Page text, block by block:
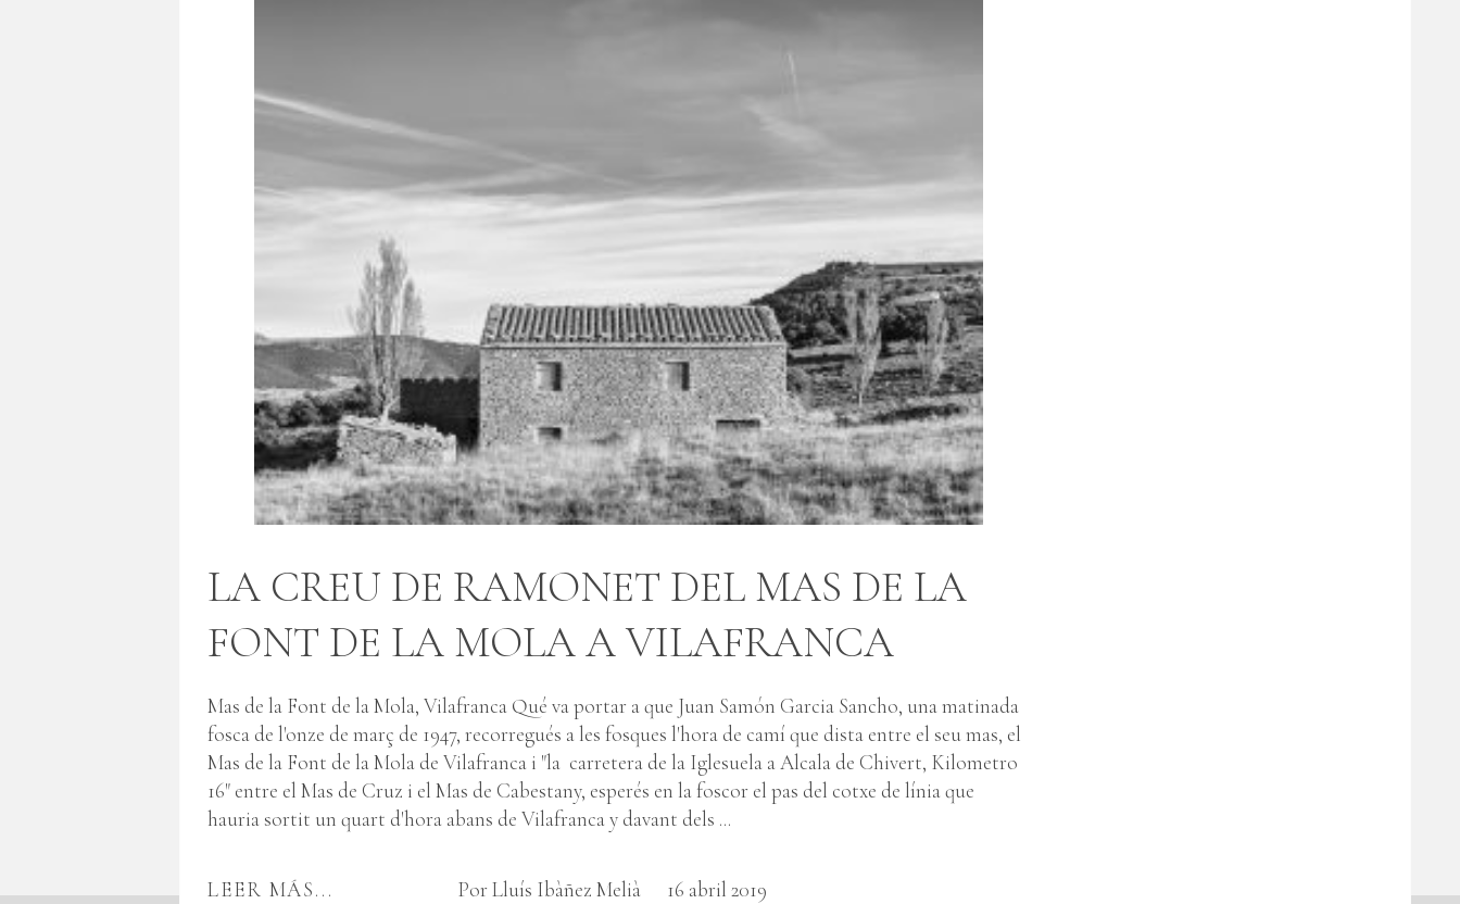
LA CREU DE RAMONET DEL MAS DE LA
FONT DE LA MOLA A VILAFRANCA
Mas de la Font de la Mola, Vilafranca Qué va portar a que Juan Samón Garcia Sancho, una matinada
fosca de l'onze de març de 1947, recorregués a les fosques l'hora de camí que dista entre el seu mas, el
Mas de la Font de la Mola de Vilafranca i "la carretera de la Iglesuela a Alcala de Chivert, Kilometro
16" entre el Mas de Cruz i el Mas de Cabestany, esperés en la foscor el pas del cotxe de línia que
hauria sortit un quart d'hora abans de Vilafranca y davant dels ...
LEER MÁS... Por Lluís Ibàñez Melià 16 abril 2019